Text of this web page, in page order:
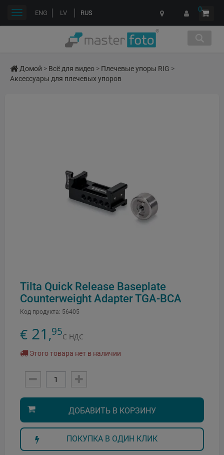
ENG LV RUS 0
Переключить
Домой > Всё для видео > Плечевые упоры RIG >
Аксессуары для плечевых упоров
Tilta Quick Release Baseplate
Counterweight Adapter TGA-BCA
Код продукта: 56405
€ 21 ,95С НДС
Этого товара нет в наличии
ДОБАВИТЬ В КОРЗИНУ
ПОКУПКА В ОДИН КЛИК